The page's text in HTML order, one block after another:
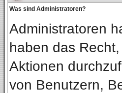
Was sind Administratoren?
Administratoren
haben das
Aktionen
von Benutzern,